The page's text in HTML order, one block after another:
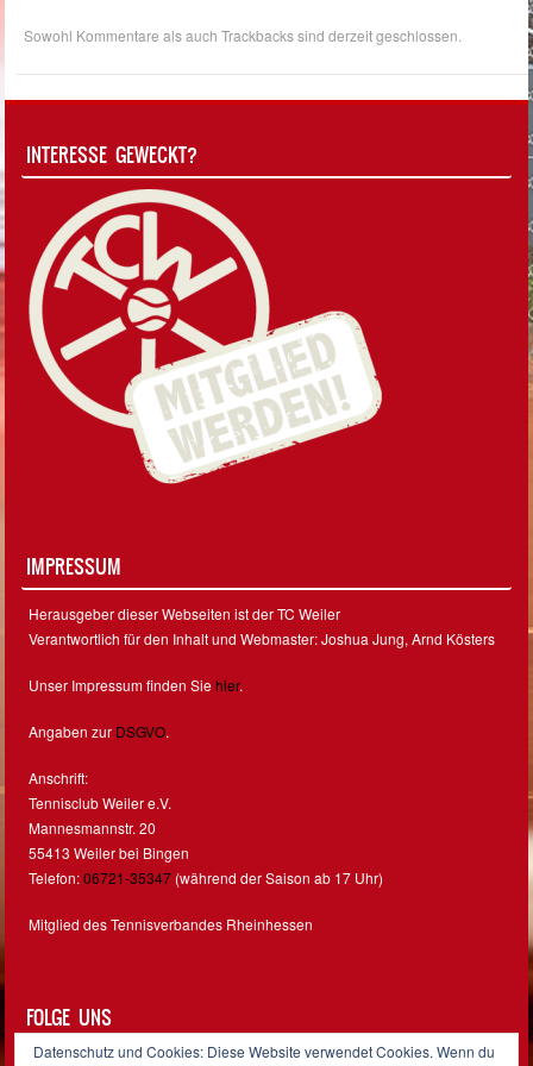
Sowohl Kommentare als auch Trackbacks sind derzeit geschlossen.
INTERESSE GEWECKT?
IMPRESSUM
Herausgeber dieser Webseiten ist der TC Weiler
Verantwortlich für den Inhalt und Webmaster: Joshua Jung, Arnd Kösters
Unser Impressum finden Siehier.
Angaben zur DSGVO.
Anschrift:
Tennisclub Weiler e.V.
Mannesmannstr. 20
55413 Weiler bei Bingen
Telefon:06721-35347 (während der Saison ab 17 Uhr)
Mitglied des Tennisverbandes Rheinhessen
FOLGE UNS
FacebookInstagram
Datenschutz und Cookies: Diese Website verwendet Cookies. Wenn du